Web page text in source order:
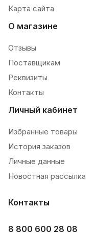
Карта сайта
О магазине
Отзывы
Поставщикам
Реквизиты
Контакты
Личный кабинет
Избранные товары
История заказов
Личные данные
Новостная рассылка
Контакты
8 800 600 28 08